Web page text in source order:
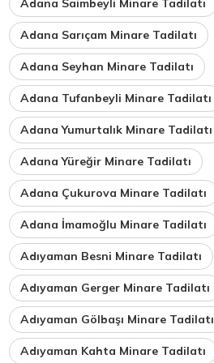
Adana Sarıçam Minare Tadilatı
Adana Seyhan Minare Tadilatı
Adana Tufanbeyli Minare Tadilatı
Adana Yumurtalık Minare Tadilatı
Adana Yüreğir Minare Tadilatı
Adana Çukurova Minare Tadilatı
Adana İmamoğlu Minare Tadilatı
Adıyaman Besni Minare Tadilatı
Adıyaman Gerger Minare Tadilatı
Adıyaman Gölbaşı Minare Tadilatı
Adıyaman Kahta Minare Tadilatı